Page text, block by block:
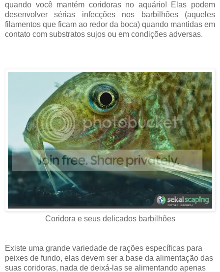
quando você mantém coridoras no aquário! Elas podem
desenvolver sérias infecções nos barbilhões (aqueles
filamentos que ficam ao redor da boca) quando mantidas em
contato com substratos sujos ou em condições adversas.
Coridora e seus delicados barbilhões
Existe uma grande variedade de rações específicas para
peixes de fundo, elas devem ser a base da alimentação das
suas coridoras, nada de deixá-las se alimentando apenas